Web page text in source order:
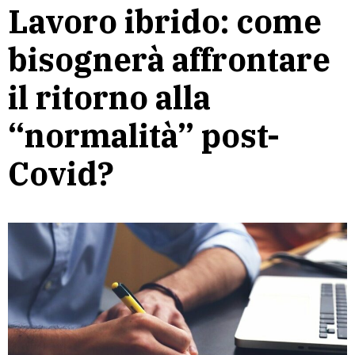
Lavoro ibrido: come
bisognerà affrontare
il ritorno alla
“normalità” post-
Covid?